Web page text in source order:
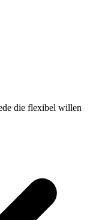
die flexibel willen